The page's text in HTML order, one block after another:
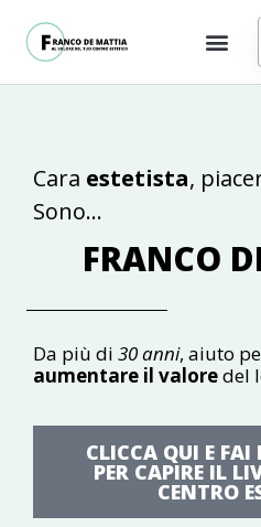
Cara estetista,
Sono…
FRANCO
Da più di 30 anni, aiuto
aumentare il valoredel
CLICCA QUI E FAI
PER CAPIRE IL
CENTRO